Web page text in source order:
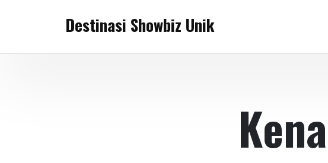
Destinasi Showbiz Unik